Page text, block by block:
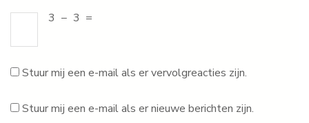
3 − 3 =
Stuur mij een e-mail als er vervolgreacties zijn.
Stuur mij een e-mail als er nieuwe berichten zijn.